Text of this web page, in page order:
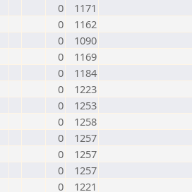
0
1171
0
1162
0
1090
0
1169
0
1184
0
1223
0
1253
0
1258
0
1257
0
1257
0
1257
0
1221